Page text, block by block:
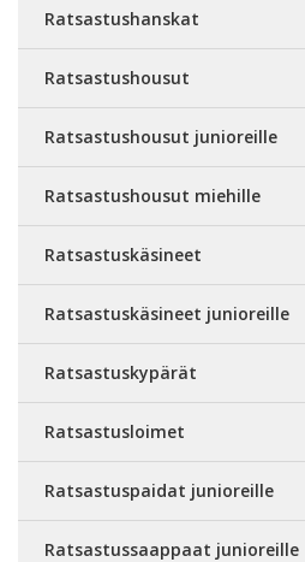
Ratsastushanskat
Ratsastushousut
Ratsastushousut junioreille
Ratsastushousut miehille
Ratsastuskäsineet
Ratsastuskäsineet junioreille
Ratsastuskypärät
Ratsastusloimet
Ratsastuspaidat junioreille
Ratsastussaappaat junioreille